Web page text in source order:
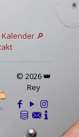
Kalender 🔎
© 2026 👑
Rey